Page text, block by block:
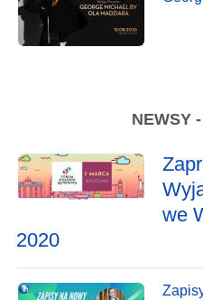
NEWSY
we
2020